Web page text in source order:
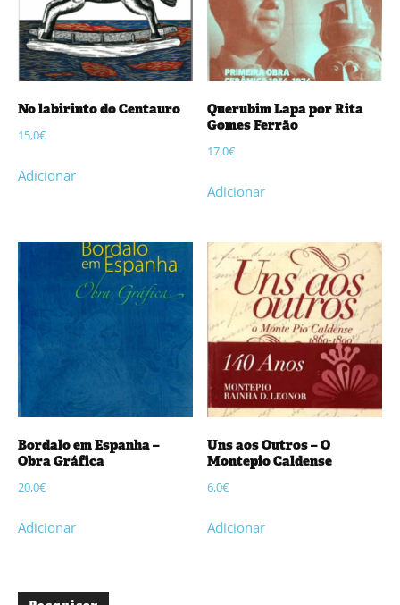
No labirinto do Centauro
15,0€
Adicionar
Querubim Lapa por Rita
Gomes Ferrão
17,0€
Adicionar
Bordalo em Espanha –
Obra Gráfica
20,0€
Adicionar
Uns aos Outros – O
Montepio Caldense
6,0€
Adicionar